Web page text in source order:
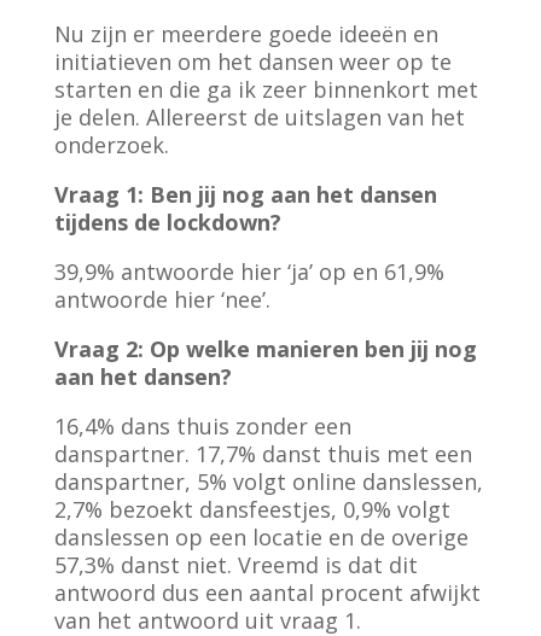
Nu zijn er meerdere goede ideeën en
initiatieven om het dansen weer op te
starten en die ga ik zeer binnenkort met
je delen. Allereerst de uitslagen van het
onderzoek.
Vraag 1: Ben jij nog aan het dansen
tijdens de lockdown?
39,9% antwoorde hier ‘ja’ op en 61,9%
antwoorde hier ‘nee’.
Vraag 2: Op welke manieren ben jij nog
aan het dansen?
16,4% dans thuis zonder een
danspartner. 17,7% danst thuis met een
danspartner, 5% volgt online danslessen,
2,7% bezoekt dansfeestjes, 0,9% volgt
danslessen op een locatie en de overige
57,3% danst niet. Vreemd is dat dit
antwoord dus een aantal procent afwijkt
van het antwoord uit vraag 1.